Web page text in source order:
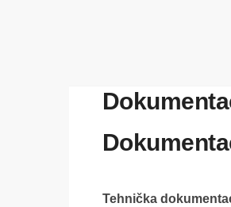
Tehnička